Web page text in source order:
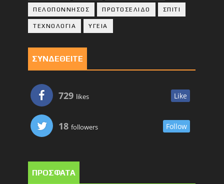
ΠΕΛΟΠΟΝΝΗΣΟΣ ΠΡΩΤΟΣΕΛΙΔΟ ΣΠΙΤΙ
ΤΕΧΝΟΛΟΓΙΑ ΥΓΕΙΑ
ΣΥΝΔΕΘΕΙΤΕ
729 likes Like
18 followers Follow
ΠΡΟΣΦΑΤΑ